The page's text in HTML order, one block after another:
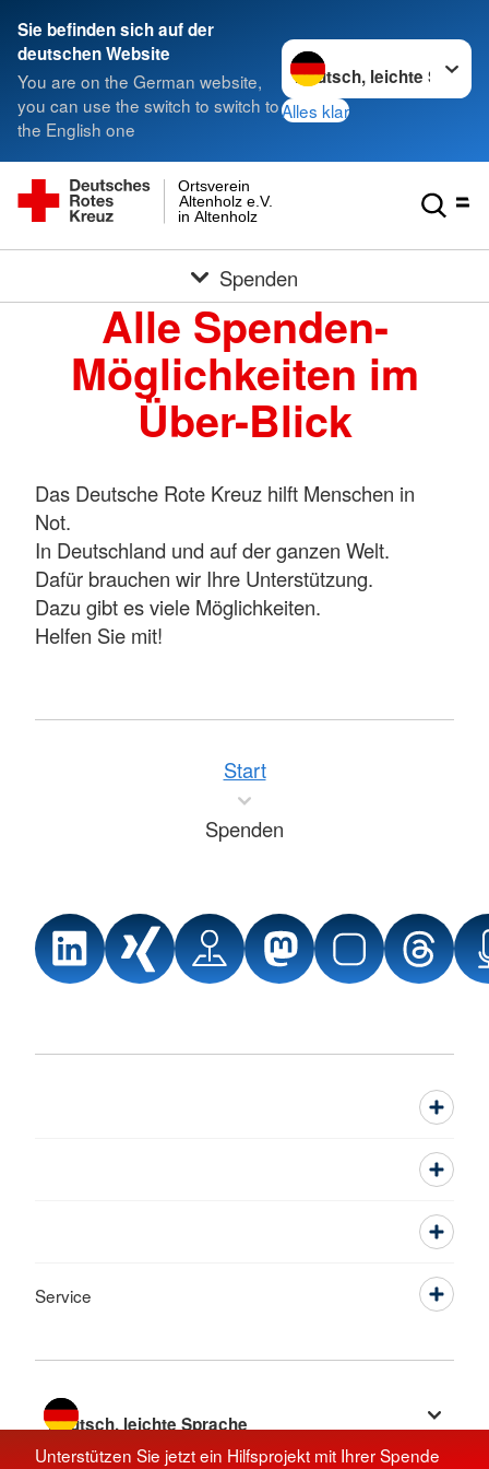
Sie befinden sich auf der
deutschen Website
You are on the German website,
you can use the switch to switch to
the English one
Sprache wechseln zu
Alles klar
in Altenholz
Altenholz e.V.
Ortsverein
Spenden
Alle Spenden-
Möglichkeiten im
Über-Blick
Das Deutsche Rote Kreuz hilft Menschen in
Not.
In Deutschland und auf der ganzen Welt.
Dafür brauchen wir Ihre Unterstützung.
Dazu gibt es viele Möglichkeiten.
Helfen Sie mit!
Unterstützen Sie jetzt ein Hilfsprojekt mit Ihrer Spende
Start
Spenden
Service
Sprache wechseln zu